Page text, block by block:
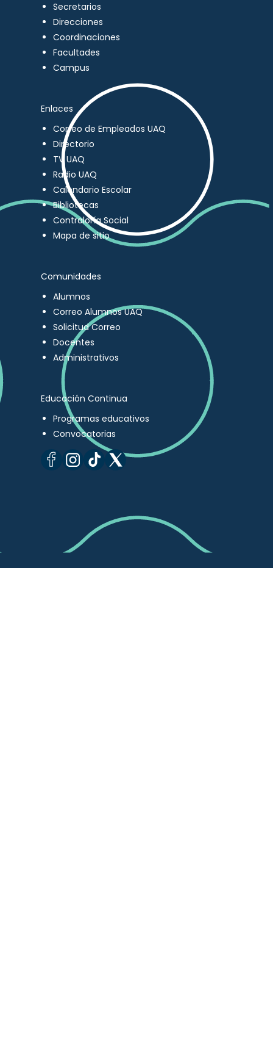
Secretarios
Direcciones
Coordinaciones
Facultades
Campus
Enlaces
Correo de Empleados UAQ
Directorio
TV UAQ
Radio UAQ
Calendario Escolar
Bibliotecas
Contraloría Social
Mapa de sitio
Comunidades
Alumnos
Correo Alumnos UAQ
Solicitud Correo
Docentes
Administrativos
Educación Continua
Programas educativos
Convocatorias